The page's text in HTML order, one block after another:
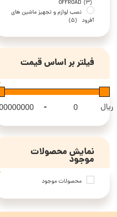
OFFROAD (3)
نصب لوازم و تجهیز ماشین های
آفرود (5)
فیلتر بر اساس قیمت
ریال Minimum Price
-
Maximum Price
نمایش محصولات
موجود
محصولات موجود